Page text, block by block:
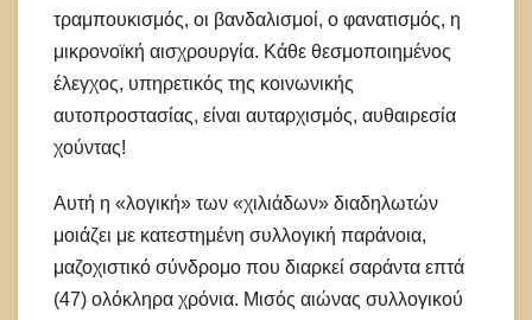
τραμπουκισμός, οι βανδαλισμοί, ο φανατισμός, η
μικρονοϊκή αισχρουργία. Κάθε θεσμοποιημένος
έλεγχος, υπηρετικός της κοινωνικής
αυτοπροστασίας, είναι αυταρχισμός, αυθαιρεσία
χούντας!
Αυτή η «λογική» των «χιλιάδων» διαδηλωτών
μοιάζει με κατεστημένη συλλογική παράνοια,
μαζοχιστικό σύνδρομο που διαρκεί σαράντα επτά
(47) ολόκληρα χρόνια. Μισός αιώνας συλλογικού